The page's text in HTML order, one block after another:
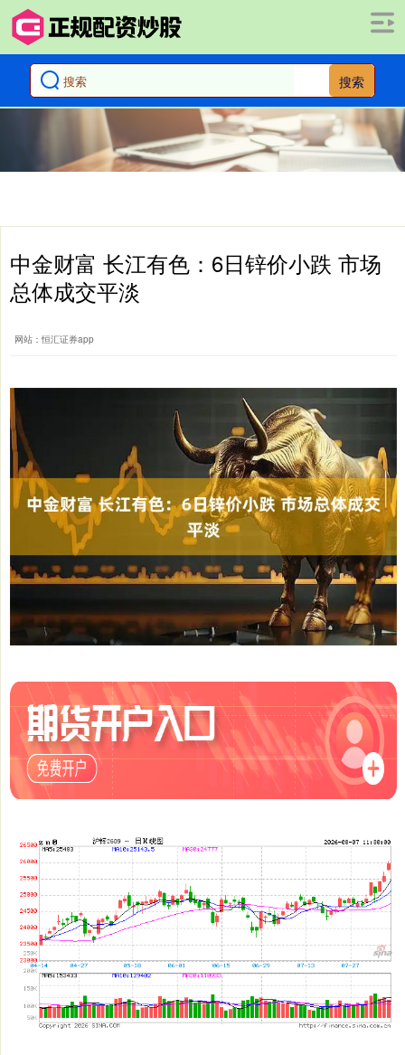
搜索
中金财富 长江有色：6日锌价小跌 市场
总体成交平淡
网站：恒汇证券app